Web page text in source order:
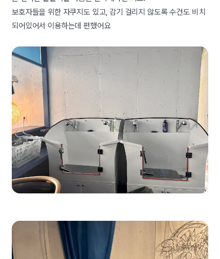
보호자들을 위한 자쿠지도 있고, 감기 걸리지 않도록 수건도 비치
되어있어서 이용하는데 편했어요